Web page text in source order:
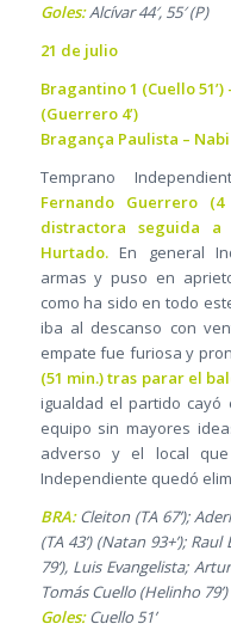
Goles:Alcívar 44′, 55′ (P)
21 de julio
Bragantino 1 (Cuello
(Guerrero 4’)
Bragança Paulista –
Temprano
Fernando Guerrero
distractora seguida
Hurtado.En general
armas y puso en
como ha sido en todo
iba al descanso con
empate fue furiosa y
(51 min.) tras parar el
igualdad el partido cayó
equipo sin mayores
adverso y el local
Independiente quedó
BRA:Cleiton (TA 67’);
(TA 43’) (Natan 93+’);
79’), Luis Evangelista;
Tomás Cuello (Helinho 79’)
Goles:Cuello 51’